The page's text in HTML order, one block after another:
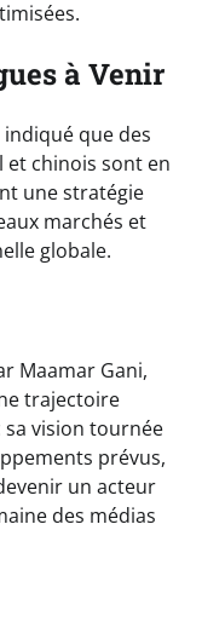
à Venir
indiqué que des
et chinois sont en
une stratégie
marchés et
globale.
Maamar Gani,
trajectoire
sa vision tournée
prévus,
un acteur
des médias